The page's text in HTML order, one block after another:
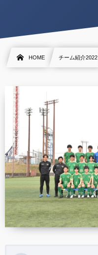
HOME チーム紹介2022